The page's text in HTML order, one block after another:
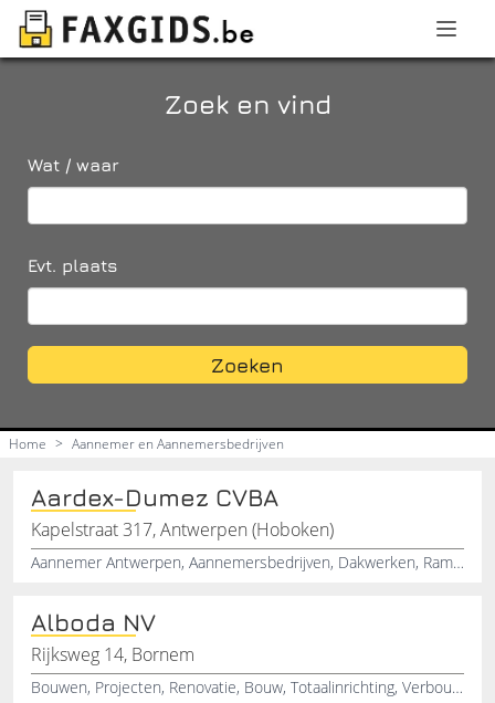
Zoek en vind
Wat / waar
Evt. plaats
Zoeken
Home > Aannemer en Aannemersbedrijven
Aardex-Dumez CVBA
Kapelstraat 317, Antwerpen (Hoboken)
Aannemer Antwerpen, Aannemersbedrijven, Dakwerken, Ramen
Alboda NV
Rijksweg 14, Bornem
Bouwen, Projecten, Renovatie, Bouw, Totaalinrichting, Verbouw, Nieuwbouw, Funderingen, Huizenbouw, Sleutel op de deur